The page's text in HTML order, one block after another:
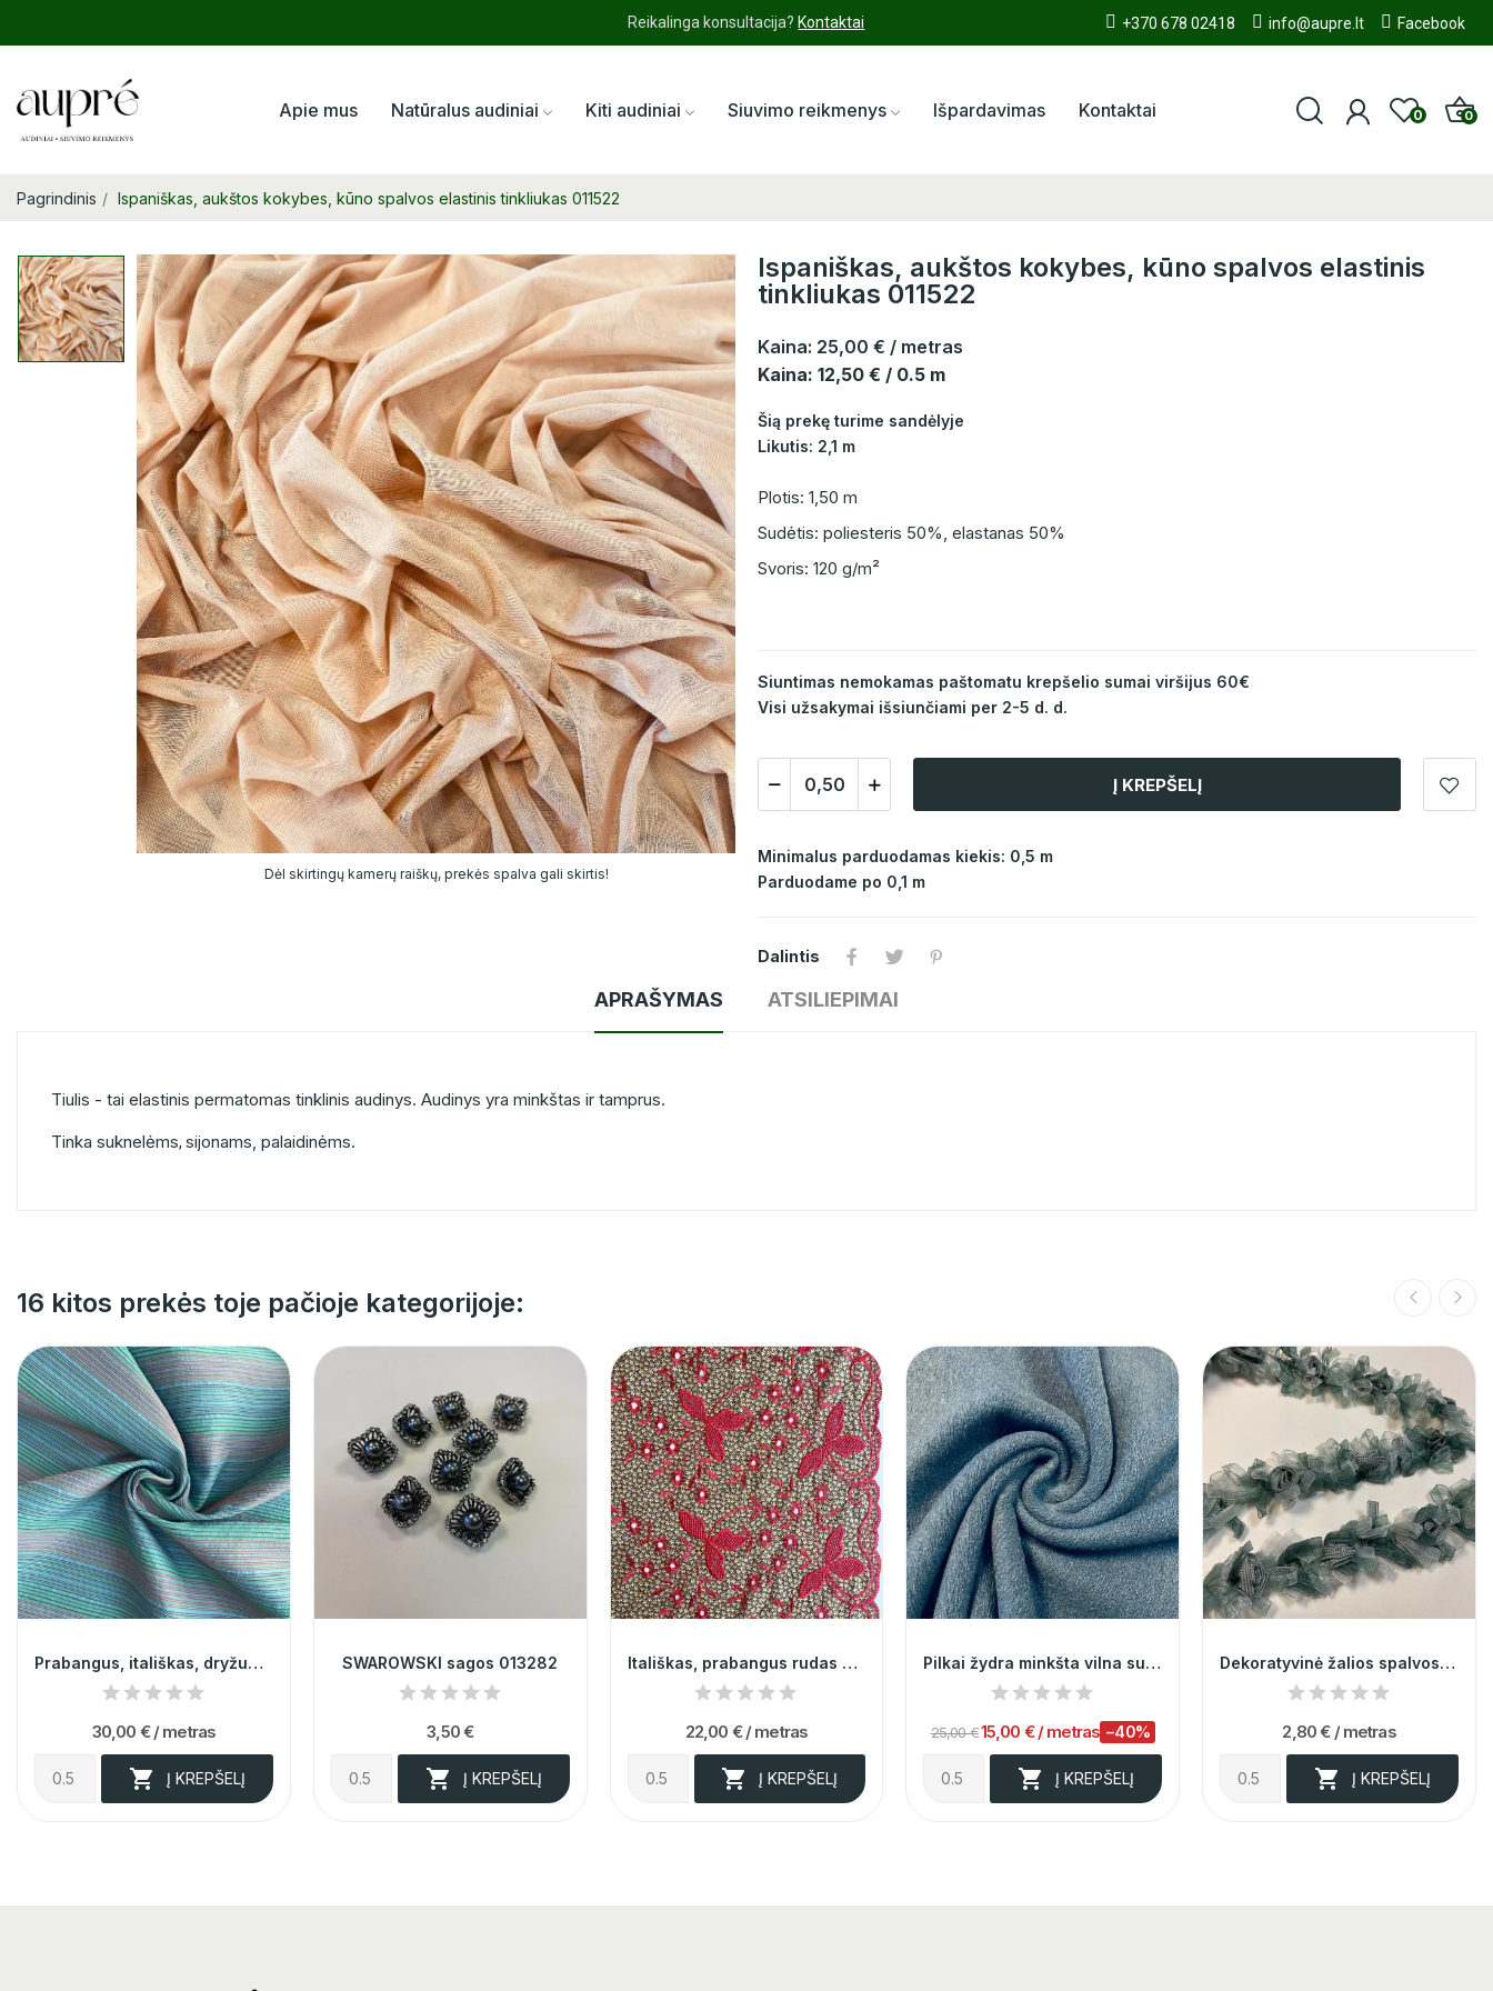
Reikalinga konsultacija? Kontaktai +370 678 02418 info@aupre.lt Facebook
Apie mus Natūralus audiniai Kiti audiniai Siuvimo reikmenys Išpardavimas Kontaktai 0 0
Pagrindinis Ispaniškas, aukštos kokybes, kūno spalvos elastinis tinkliukas 011522
Dėl skirtingų kamerų raiškų, prekės spalva gali skirtis!
Ispaniškas, aukštos kokybes, kūno spalvos elastinis
tinkliukas 011522
Kaina: 25,00 € / metras
Kaina: 12,50 € / 0.5 m
Šią prekę turime sandėlyje
Likutis: 2,1 m
Plotis: 1,50 m
Sudėtis: poliesteris 50%, elastanas 50%
Svoris: 120 g/m²
Siuntimas nemokamas paštomatu krepšelio sumai viršijus 60€
Visi užsakymai išsiunčiami per 2-5 d. d.
Į KREPŠELĮ
Minimalus parduodamas kiekis: 0,5 m
Parduodame po 0,1 m
Dalintis
APRAŠYMAS ATSILIEPIMAI
Tiulis - tai elastinis permatomas tinklinis audinys. Audinys yra minkštas ir tamprus.
Tinka suknelėms, sijonams, palaidinėms.
16 kitos prekės toje pačioje kategorijoje:
Prabangus, itališkas, dryžuotas, taftos...
30,00 € / metras
 Į KREPŠELĮ
SWAROWSKI sagos 013282
3,50 €
 Į KREPŠELĮ
Itališkas, prabangus rudas siuvinėtas batistas...
22,00 € / metras
 Į KREPŠELĮ
Pilkai žydra minkšta vilna su elastanu 012973
25,00 €15,00 € / metras −40%
 Į KREPŠELĮ
Dekoratyvinė žalios spalvos juostelė 002575
2,80 € / metras
 Į KREPŠELĮ